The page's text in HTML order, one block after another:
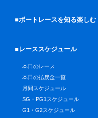
■ボートレースを知る楽しむ
■レーススケジュール
本日のレース
本日の払戻金一覧
月間スケジュール
SG・PG1スケジュール
G1・G2スケジュール